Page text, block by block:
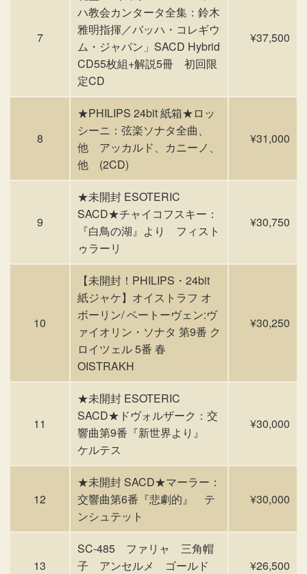
7
ハ教会カンタータ全集：鈴木
雅明指揮／バッハ・コレギウ
ム・ジャパン」SACD Hybrid
CD55枚組+解説5冊 初回限
定CD
¥37,500
8
★PHILIPS 24bit 紙箱★ロッ
シーニ：弦楽ソナタ全曲、
他 アッカルド、カニーノ、
他 (2CD)
¥31,000
9
★未開封 ESOTERIC
SACD★チャイコフスキー：
『白鳥の湖』より フィスト
ゥラーリ
¥30,750
10
【未開封！PHILIPS・24bit
紙ジャケ】オイストラフ オ
ボーリン/ ベートーヴェン:ヴ
ァイオリン・ソナタ 第9番 ク
ロイツェル 5番 春
OISTRAKH
¥30,250
11
★未開封 ESOTERIC
SACD★ドヴォルザーク：交
響曲第9番『新世界より』
ケルテス
¥30,000
12
★未開封 SACD★マーラー：
交響曲第6番『悲劇的』 テ
ンシュテット
¥30,000
13
SC-485 ファリャ 三角帽
子 アンセルメ ゴールド
¥26,500